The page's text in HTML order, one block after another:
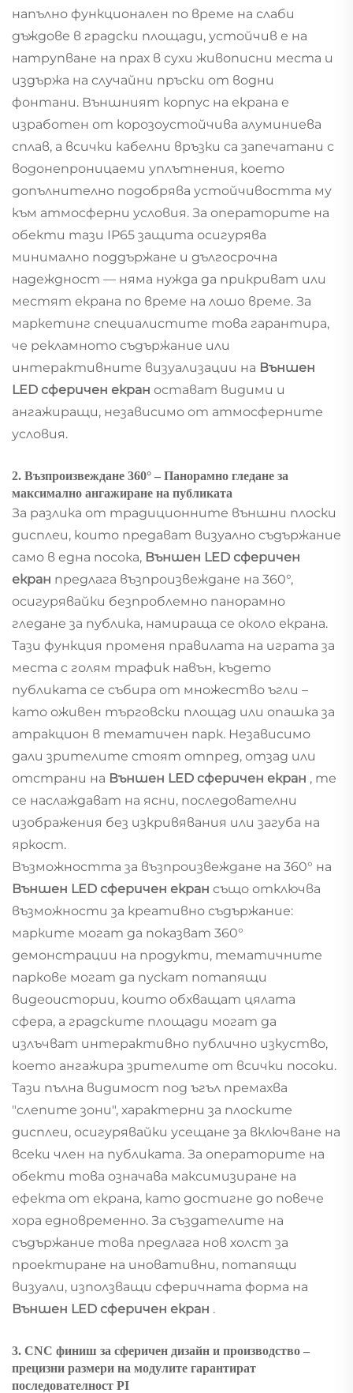
напълно функционален по време на слаби
дъждове в градски площади, устойчив е на
натрупване на прах в сухи живописни места и
издържа на случайни пръски от водни
фонтани. Външният корпус на екрана е
изработен от корозоустойчива алуминиева
сплав, а всички кабелни връзки са запечатани с
водонепроницаеми уплътнения, което
допълнително подобрява устойчивостта му
към атмосферни условия. За операторите на
обекти тази IP65 защита осигурява
минимално поддържане и дългосрочна
надеждност — няма нужда да прикриват или
местят екрана по време на лошо време. За
маркетинг специалистите това гарантира,
че рекламното съдържание или
интерактивните визуализации на Външен
LED сферичен екран остават видими и
ангажиращи, независимо от атмосферните
условия.
2. Възпроизвеждане 360° – Панорамно гледане за
максимално ангажиране на публиката
За разлика от традиционните външни плоски
дисплеи, които предават визуално съдържание
само в една посока, Външен LED сферичен
екран предлага възпроизвеждане на 360°,
осигурявайки безпроблемно панорамно
гледане за публика, намираща се около екрана.
Тази функция променя правилата на играта за
места с голям трафик навън, където
публиката се събира от множество ъгли –
като оживен търговски площад или опашка за
атракцион в тематичен парк. Независимо
дали зрителите стоят отпред, отзад или
отстрани на Външен LED сферичен екран , те
се наслаждават на ясни, последователни
изображения без изкривявания или загуба на
яркост.
Възможността за възпроизвеждане на 360° на
Външен LED сферичен екран също отключва
възможности за креативно съдържание:
марките могат да показват 360°
демонстрации на продукти, тематичните
паркове могат да пускат потапящи
видеоистории, които обхващат цялата
сфера, а градските площади могат да
излъчват интерактивно публично изкуство,
което ангажира зрителите от всички посоки.
Тази пълна видимост под ъгъл премахва
"слепите зони", характерни за плоските
дисплеи, осигурявайки усещане за включване на
всеки член на публиката. За операторите на
обекти това означава максимизиране на
ефекта от екрана, като достигне до повече
хора едновременно. За създателите на
съдържание това предлага нов холст за
проектиране на иновативни, потапящи
визуали, използващи сферичната форма на
Външен LED сферичен екран .
3. CNC финиш за сферичен дизайн и производство –
прецизни размери на модулите гарантират
последователност PI